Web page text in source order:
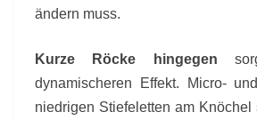
ändern muss.
Kurze Röcke hingegen
dynamischeren Effekt. Micro-
niedrigen Stiefeletten am